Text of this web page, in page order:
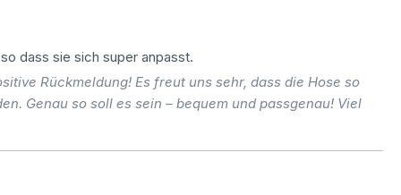
dass sie sich super anpasst.
Rückmeldung! Es freut uns sehr, dass die Hose so
Genau so soll es sein – bequem und passgenau! Viel